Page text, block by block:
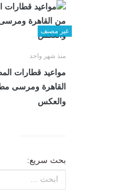
غير مصنف
منذ شهر واحد
مواعيد قطارات
القاهرة ومرسى
والعكس
بحث سريع: